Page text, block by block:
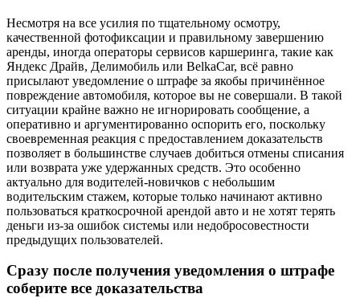
Несмотря на все усилия по тщательному осмотру,
качественной фотофиксации и правильному завершению
аренды, иногда операторы сервисов каршеринга, такие как
Яндекс Драйв, Делимобиль или BelkaCar, всё равно
присылают уведомление о штрафе за якобы причинённое
повреждение автомобиля, которое вы не совершали. В такой
ситуации крайне важно не игнорировать сообщение, а
оперативно и аргументированно оспорить его, поскольку
своевременная реакция с предоставлением доказательств
позволяет в большинстве случаев добиться отмены списания
или возврата уже удержанных средств. Это особенно
актуально для водителей-новичков с небольшим
водительским стажем, которые только начинают активно
пользоваться краткосрочной арендой авто и не хотят терять
деньги из-за ошибок системы или недобросовестности
предыдущих пользователей.
Сразу после получения уведомления о штрафе
соберите все доказательства